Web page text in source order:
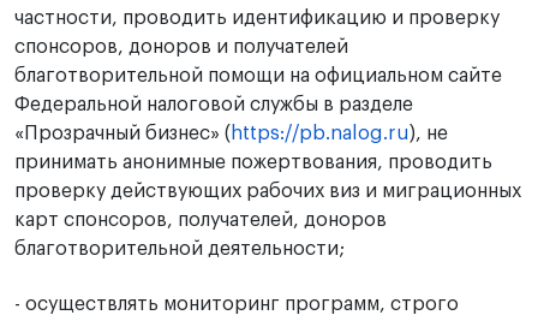
частности, проводить идентификацию и проверку
спонсоров, доноров и получателей
благотворительной помощи на официальном сайте
Федеральной налоговой службы в разделе
«Прозрачный бизнес» ( https://pb.nalog.ru), не
принимать анонимные пожертвования, проводить
проверку действующих рабочих виз и миграционных
карт спонсоров, получателей, доноров
благотворительной деятельности;
- осуществлять мониторинг программ, строго